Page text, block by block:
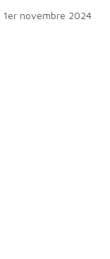
1er novembre 2024